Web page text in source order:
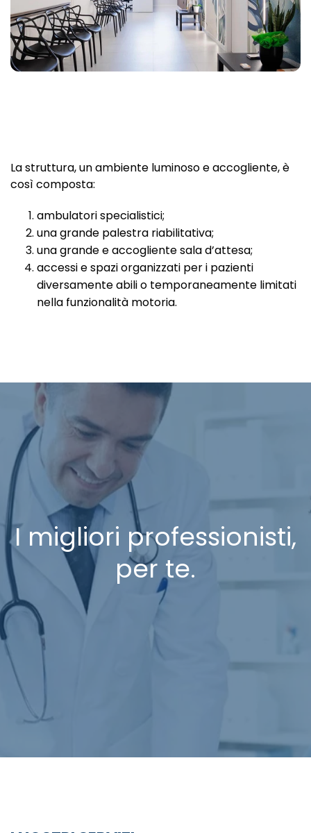
La struttura, un ambiente luminoso e accogliente, è
così composta:
ambulatori specialistici;
una grande palestra riabilitativa;
una grande e accogliente sala d’attesa;
accessi e spazi organizzati per i pazienti
diversamente abili o temporaneamente limitati
nella funzionalità motoria.
I migliori professionisti,
per te.